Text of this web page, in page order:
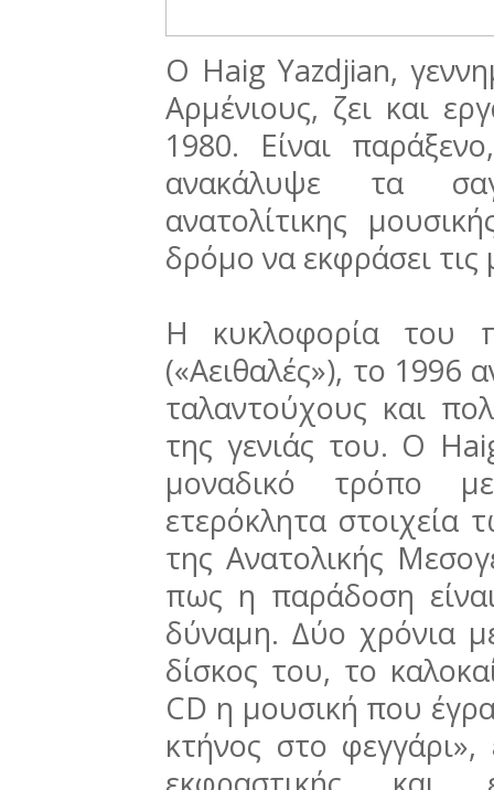
Ο Haig Yazdjian,
Αρµένιους, ζει και
1980. Είναι
ανακάλυψε τα
ανατολίτικης
δρόμο να εκφράσει
Η κυκλοφορία του
(«Αειθαλές»), το 1996
ταλαντούχους και
της γενιάς του. Ο
μοναδικό τρόπο
ετερόκλητα
της Ανατολικής
πως η παράδοση
δύναμη. ∆ύο χρόνια
δίσκος του, το
CD η μουσική που
κτήνος στο